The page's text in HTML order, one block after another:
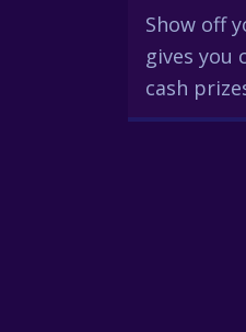
Show off
gives you
cash